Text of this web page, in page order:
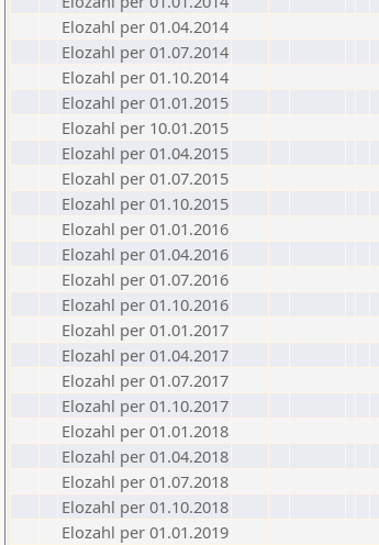
Elozahl per 01.04.2014
Elozahl per 01.07.2014
Elozahl per 01.10.2014
Elozahl per 01.01.2015
Elozahl per 10.01.2015
Elozahl per 01.04.2015
Elozahl per 01.07.2015
Elozahl per 01.10.2015
Elozahl per 01.01.2016
Elozahl per 01.04.2016
Elozahl per 01.07.2016
Elozahl per 01.10.2016
Elozahl per 01.01.2017
Elozahl per 01.04.2017
Elozahl per 01.07.2017
Elozahl per 01.10.2017
Elozahl per 01.01.2018
Elozahl per 01.04.2018
Elozahl per 01.07.2018
Elozahl per 01.10.2018
Elozahl per 01.01.2019